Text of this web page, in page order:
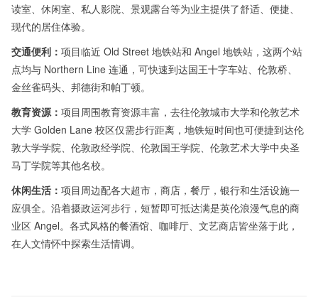
读室、休闲室、私人影院、景观露台等为业主提供了舒适、便捷、
现代的居住体验。
交通便利： 项目临近 Old Street 地铁站和 Angel 地铁站，这两个站
点均与 Northern Line 连通，可快速到达国王十字车站、伦敦桥、
金丝雀码头、邦德街和帕丁顿。
教育资源： 项目周围教育资源丰富，去往伦敦城市大学和伦敦艺术
大学 Golden Lane 校区仅需步行距离，地铁短时间也可便捷到达伦
敦大学学院、伦敦政经学院、伦敦国王学院、伦敦艺术大学中央圣
马丁学院等其他名校。
休闲生活： 项目周边配各大超市，商店，餐厅，银行和生活设施一
应俱全。沿着摄政运河步行，短暂即可抵达满是英伦浪漫气息的商
业区 Angel。各式风格的餐酒馆、咖啡厅、文艺商店皆坐落于此，
在人文情怀中探索生活情调。